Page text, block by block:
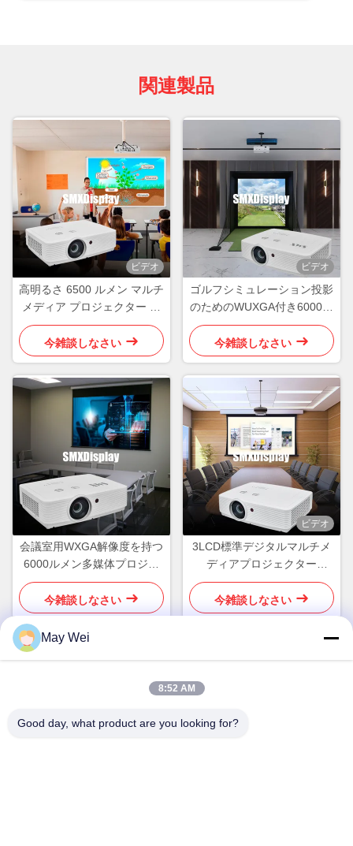
関連製品
ビデオ
高明るさ 6500 ルメン マルチ
メディア プロジェクター 教
室用
今雑談しなさい
ビデオ
ゴルフシミュレーション投影
のためのWUXGA付き6000ル
メン3LCDHDマルチメディア
プロジェクター
今雑談しなさい
会議室用WXGA解像度を持つ
6000ルメン多媒体プロジェ
クター
今雑談しなさい
ビデオ
3LCD標準デジタルマルチメ
ディアプロジェクター
WUXGA 5500 ルメン 明るい
鮮やかな画像のために
今雑談しなさい
住所
May Wei
8:52 AM
Good day, what product are you looking for?